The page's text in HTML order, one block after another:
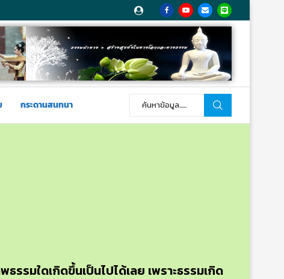
กระดานสนทนา
รมใดเกิดขึ้นเป็นไปได้เลย เพราะธรรมเกิด